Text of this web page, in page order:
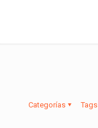
Categorías Tags